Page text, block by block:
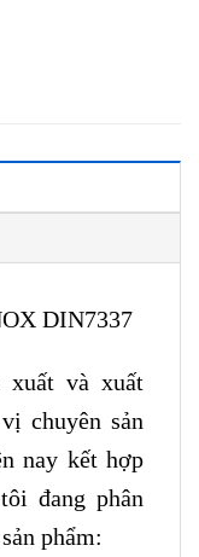
DIN7337
xuất và xuất
chuyên sản
nay kết hợp
đang phân
phẩm: